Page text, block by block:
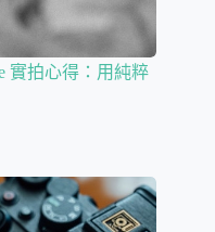
實拍心得：用純粹